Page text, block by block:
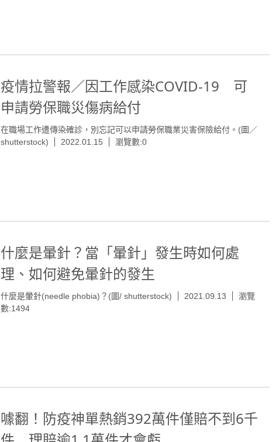
疫情拉警報／因工作感染COVID-19 可
申請勞保職災傷病給付
在職場工作遭傳染確診，別忘記可以申請勞保職業災害保險給付。(圖／
shutterstock)
2022.01.15 瀏覽數:0
什麼是暈針？當「暈針」發生時如何處
理、如何避免暈針的發生
什麼是暈針(needle phobia)？(圖/ shutterstock) 2021.09.13
瀏覽
數:1494
噱翻！防疫神單熱銷392萬件僅賠不到6千